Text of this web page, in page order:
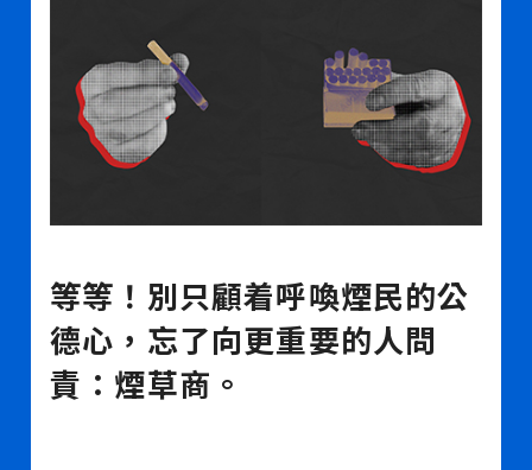
等等！別只顧着呼喚煙民的公
德心，忘了向更重要的人問
責：煙草商。